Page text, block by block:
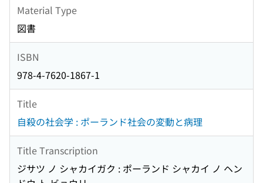
Material Type
図書
ISBN
978-4-7620-1867-1
Title
自殺の社会学 : ポーランド社会の変動と病理
Title Transcription
ジサツ ノ シャカイガク : ポーランド シャカイ ノ ヘン